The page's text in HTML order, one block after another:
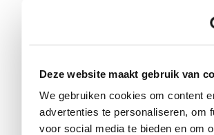
Deze website maakt gebruik van
We gebruiken cookies om content
advertenties te personaliseren, om
voor social media te bieden en om